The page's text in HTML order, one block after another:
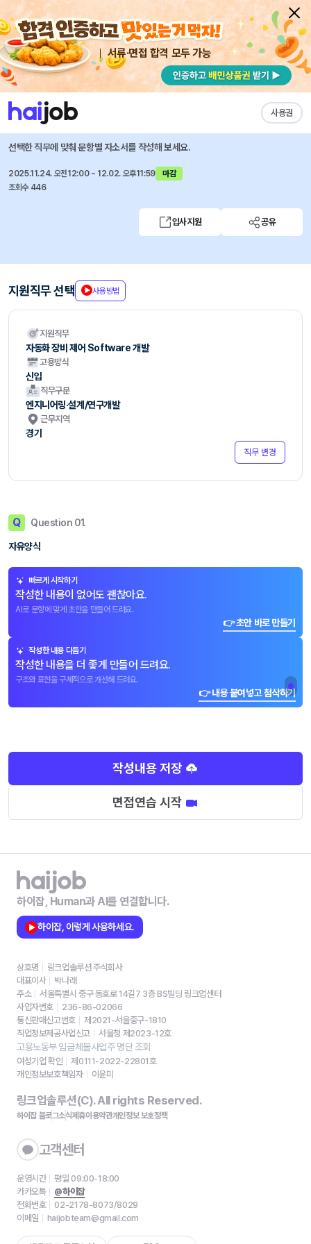
서류·면접 합격 모두 가능
사용권
채용공고 자소서 자유항목 자소서 내 작성목록
(주)프로텍 즐겨찾기
2026년 신입/경력사원 공개채용
선택한 직무에 맞춰 문항별 자소서를 작성해 보세요.
2025.11.24. 오전12:00 ~ 12.02. 오후11:59
마감
조회수 446
입사지원 공유
지원직무 선택 사용방법
지원직무
자동화 장비 제어 Software 개발
고용방식
신입
직무구분
엔지니어링·설계/연구개발
근무지역
경기
직무 변경
Q Question 01.
자유양식
빠르게 시작하기
작성한 내용이 없어도 괜찮아요.
AI로 문항에 맞게 초안을 만들어 드려요.
👉 초안 바로 만들기
작성한 내용 다듬기
작성한 내용을 더 좋게 만들어 드려요.
구조와 표현을 구체적으로 개선해 드려요.
👉 내용 붙여넣고 첨삭하기
작성내용 저장
면접연습 시작
하이잡, Human과 AI를 연결합니다.
하이잡, 이렇게 사용하세요.
상호명
링크업솔루션 주식회사
대표이사
박나래
주소
서울특별시 중구 동호로 14길7 3층 BS빌딩 링크업센터
사업자번호
236-86-02066
통신판매신고번호
제2021-서울중구-1810
직업정보제공사업신고
서울청 제2023-12호
고용노동부 임금체불사업주 명단 조회
여성기업 확인
제0111-2022-22801호
개인정보보호책임자
이윤미
링크업솔루션(C). All rights Reserved.
하이잡 블로그소식제휴이용약관개인정보 보호정책
고객센터
운영시간
평일 09:00-18:00
카카오톡
@하이잡
전화번호
02-2178-8073/8029
이메일
haijobteam@gmail.com